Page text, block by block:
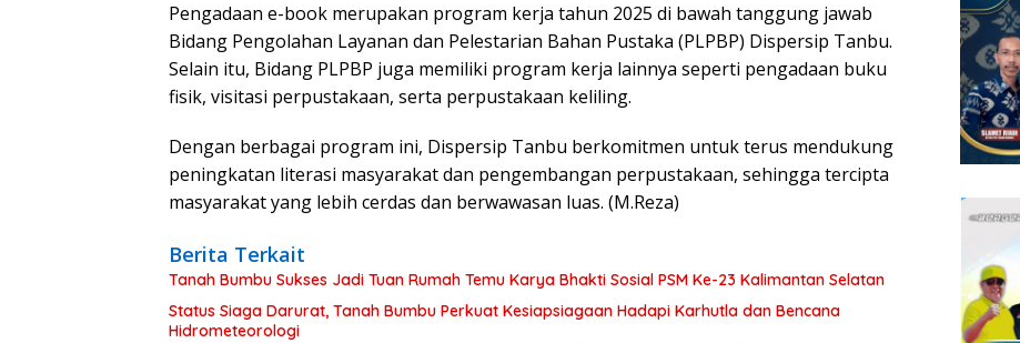
Pengadaan e-book merupakan program kerja tahun 2025 di bawah tanggung jawab
Bidang Pengolahan Layanan dan Pelestarian Bahan Pustaka (PLPBP) Dispersip Tanbu.
Selain itu, Bidang PLPBP juga memiliki program kerja lainnya seperti pengadaan buku
fisik, visitasi perpustakaan, serta perpustakaan keliling.
Dengan berbagai program ini, Dispersip Tanbu berkomitmen untuk terus mendukung
peningkatan literasi masyarakat dan pengembangan perpustakaan, sehingga tercipta
masyarakat yang lebih cerdas dan berwawasan luas. (M.Reza)
Berita Terkait
Tanah Bumbu Sukses Jadi Tuan Rumah Temu Karya Bhakti Sosial PSM Ke-23 Kalimantan Selatan
Status Siaga Darurat, Tanah Bumbu Perkuat Kesiapsiagaan Hadapi Karhutla dan Bencana
Hidrometeorologi